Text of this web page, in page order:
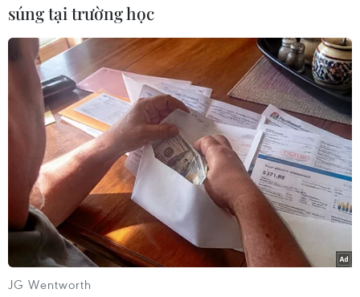
(Vnews/Vietnam+)
súng tại trường học
JG Wentworth